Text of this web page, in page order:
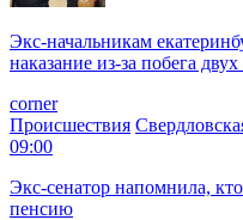
Экс-начальникам
наказание из-за побега
corner
Происшествия
09:00
Экс-сенатор напомнила,
пенсию